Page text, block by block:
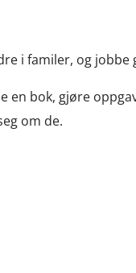
i familer, og
bok, gjøre
om de.